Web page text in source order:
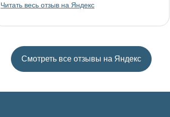
Читать весь отзыв на Яндекс
Смотреть все отзывы на Яндекс